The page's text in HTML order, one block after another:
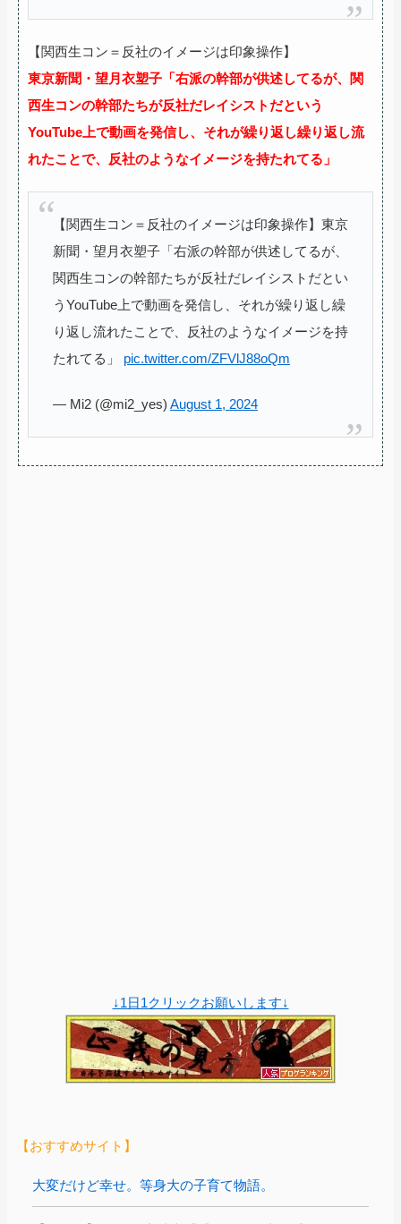
【関西生コン＝反社のイメージは印象操作】
東京新聞・望月衣塑子「右派の幹部が供述してるが、関
西​生コン​の​幹部​たち​が​反​社​だ​レイシ​スト​だ​という
YouTube​上​で​動画​を​発信​し、それ​が​繰り返し​繰り返し​流
れ​た​こと​で、反​社​の​よう​な​イメージ​を​持た​れ​て​る」
【関西生コン＝反社のイメージは印象操作】東京
新聞・望月衣塑子「右派の幹部が供述してるが、
関西​生コン​の​幹部​たち​が​反​社​だ​レイシ​スト​だ​とい
うYouTube​上​で​動画​を​発信​し、それ​が​繰り返し​繰
り返し​流れ​た​こと​で、反​社​の​よう​な​イメージ​を​持
た​れ​て​る」 pic.twitter.com/ZFVlJ88oQm
— Mi2 (@mi2_yes) August 1, 2024
↓1日1クリックお願いします↓
【おすすめサイト】
大変だけど幸せ。等身大の子育て物語。